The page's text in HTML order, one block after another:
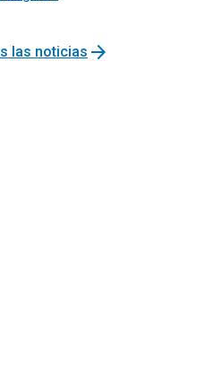
las noticias arrow_forward